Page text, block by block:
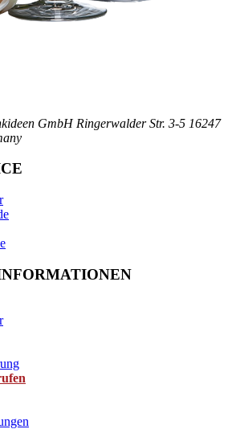
GmbH Ringerwalder Str. 3-5 16247